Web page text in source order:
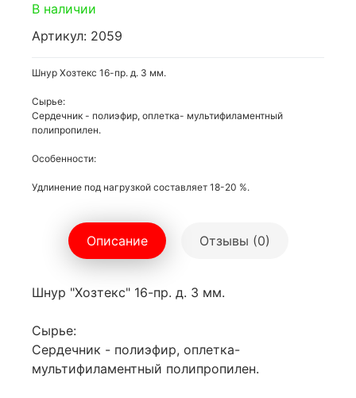
В наличии
Артикул: 2059
Шнур Хозтекс 16-пр. д. 3 мм.
Сырье:
Сердечник - полиэфир, оплетка- мультифиламентный
полипропилен.
Особенности:
Удлинение под нагрузкой составляет 18-20 %.
Описание Отзывы (0)
Шнур "Хозтекс" 16-пр. д. 3 мм.
Сырье:
Сердечник - полиэфир, оплетка-
мультифиламентный полипропилен.